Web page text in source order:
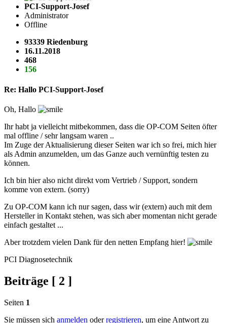
PCI-Support-Josef
Administrator
Offline
93339 Riedenburg
16.11.2018
468
156
Re: Hallo PCI-Support-Josef
Oh, Hallo
Ihr habt ja vielleicht mitbekommen, dass die OP-COM Seiten öfter
mal offline / sehr langsam waren ..
Im Zuge der Aktualisierung dieser Seiten war ich so frei, mich hier
als Admin anzumelden, um das Ganze auch vernünftig testen zu
können.
Ich bin hier also nicht direkt vom Vertrieb / Support, sondern
komme von extern. (sorry)
Zu OP-COM kann ich nur sagen, dass wir (extern) auch mit dem
Hersteller in Kontakt stehen, was sich aber momentan nicht gerade
einfach gestaltet ...
Aber trotzdem vielen Dank für den netten Empfang hier!
PCI Diagnosetechnik
Beiträge [ 2 ]
Seiten 1
Sie müssen sich anmelden oderregistrieren, um eine Antwort zu